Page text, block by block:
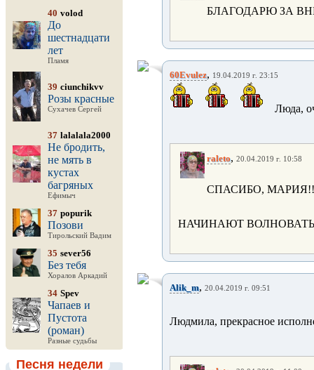
40 volod
До
шестнадцати
лет
Пламя
39 ciunchikvv
Розы красные
Сухачев Сергей
37 lalalala2000
Не бродить,
не мять в
кустах
багряных
Ефимыч
37 popurik
Позови
Тирольский Вадим
35 sever56
Без тебя
Хоралов Аркадий
34 Spev
Чапаев и
Пустота
(роман)
Разные судьбы
Песня недели
БЛАГОДАРЮ ЗА
60Evulez, 19.04.2019 г. 23:15
Люда,
raleto, 20.04.2019 г. 10:58
СПАСИБО,
НАЧИНАЮТ
Alik_m, 20.04.2019 г. 09:51
Людмила, прекрасное